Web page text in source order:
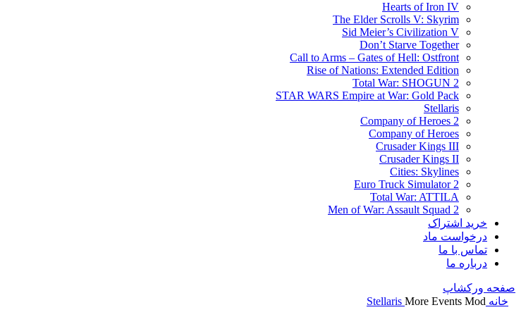
Hearts of Iron IV
The Elder Scrolls V: Skyrim
Sid Meier’s Civilization V
Don’t Starve Together
Call to Arms – Gates of Hell: Ostfront
Rise of Nations: Extended Edition
Total War: SHOGUN 2
STAR WARS Empire at War: Gold Pack
Stellaris
Company of Heroes 2
Company of Heroes
Crusader Kings III
Crusader Kings II
Cities: Skylines
Euro Truck Simulator 2
Total War: ATTILA
Men of War: Assault Squad 2
خرید اشتراک
درخواست ماد
تماس با ما
درباره ما
صفحه ورکشاپ
خانه
Stellaris More Events Mod